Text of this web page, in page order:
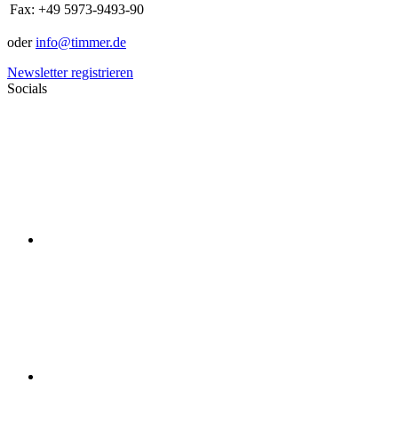
Fax: +49 5973-9493-90
oderinfo@timmer.de
Newsletter registrieren
Socials